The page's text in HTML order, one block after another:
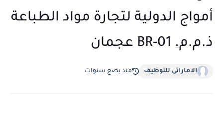
أمواج الدولية لتجارة مواد الطباعة
ذ.م.م. BR-01 عجمان
الاماراتى للتوظيف منذ بضع سنوات